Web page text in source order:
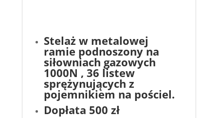
Stelaż w metalowej
ramie podnoszony na
siłowniach gazowych
1000N , 36 listew
sprężynujących z
pojemnikiem na pościel.
Dopłata 500 zł